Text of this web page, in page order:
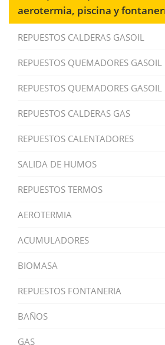
aerotermia, piscina y
REPUESTOS CALDERAS GASOIL
REPUESTOS QUEMADORES GASOIL
REPUESTOS QUEMADORES
REPUESTOS CALDERAS GAS
REPUESTOS CALENTADORES
SALIDA DE HUMOS
REPUESTOS TERMOS
AEROTERMIA
ACUMULADORES
BIOMASA
REPUESTOS FONTANERIA
BAÑOS
GAS